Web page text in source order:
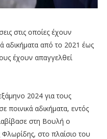
στις οποίες έχουν
αδικήματα από το 2021 έως
έχουν απαγγελθεί
2024 για τους
ποινικά αδικήματα, εντός
στη Βουλή ο
στο πλαίσιο του